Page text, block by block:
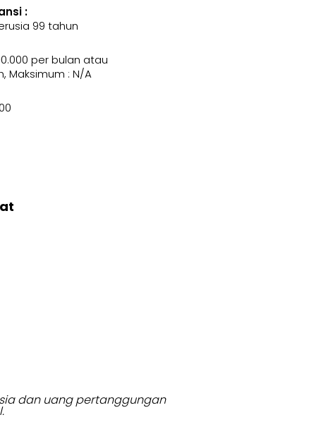
:
99 tahun
per bulan atau
Maksimum : N/A
dan uang pertanggungan